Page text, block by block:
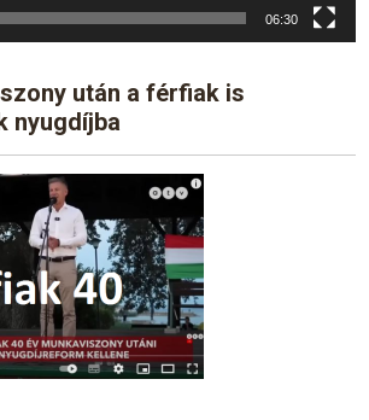
06:30
után a férfiak is
nyugdíjba